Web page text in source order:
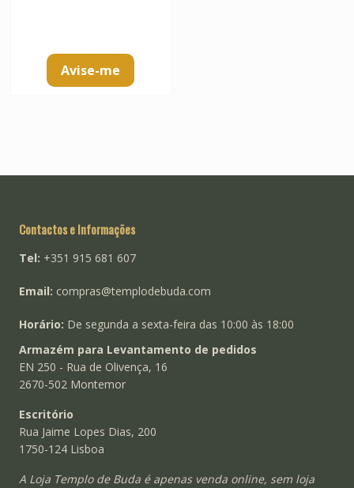
Avise-me
Contactos e Informações
Tel: +351 915 681 607
Email: compras@templodebuda.com
Horário: De segunda a sexta-feira das 10:00 às 18:00
Armazém para Levantamento de pedidos
EN 250 - Rua de Olivença, 16
2670-502 Montemor
Escritório
Rua Jaime Lopes Dias, 200
1750-124 Lisboa
A Loja Templo de Buda é apenas venda online, sem loja